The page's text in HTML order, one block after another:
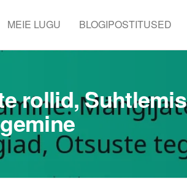
MEIE LUGU BLOGIPOSTITUSED
rollid,